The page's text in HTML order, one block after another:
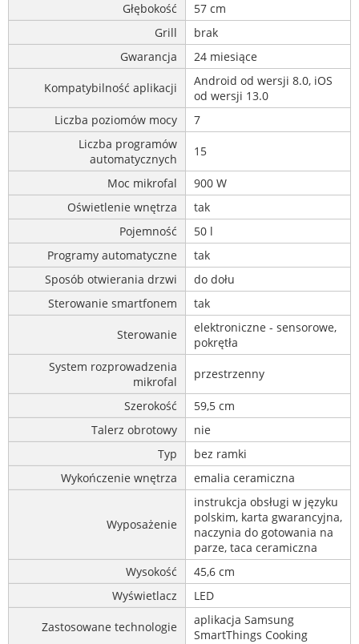
Głębokość
57 cm
Grill
brak
Gwarancja
24 miesiące
Kompatybilność aplikacji
Android od wersji 8.0, iOS
od wersji 13.0
Liczba poziomów mocy
7
Liczba programów
automatycznych
15
Moc mikrofal
900 W
Oświetlenie wnętrza
tak
Pojemność
50 l
Programy automatyczne
tak
Sposób otwierania drzwi
do dołu
Sterowanie smartfonem
tak
Sterowanie
elektroniczne - sensorowe,
pokrętła
System rozprowadzenia
mikrofal
przestrzenny
Szerokość
59,5 cm
Talerz obrotowy
nie
Typ
bez ramki
Wykończenie wnętrza
emalia ceramiczna
Wyposażenie
instrukcja obsługi w języku
polskim, karta gwarancyjna,
naczynia do gotowania na
parze, taca ceramiczna
Wysokość
45,6 cm
Wyświetlacz
LED
Zastosowane technologie
aplikacja Samsung
SmartThings Cooking